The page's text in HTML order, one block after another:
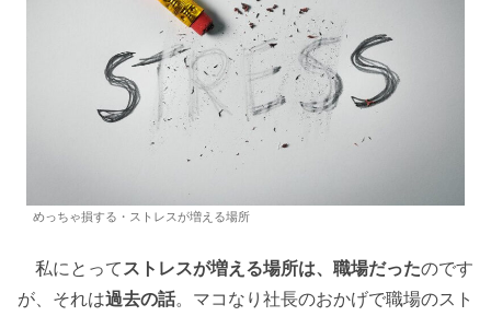
めっちゃ損する・ストレスが増える場所
私にとって ストレスが増える場所は、職場だったのです
が、それは過去の話。マコなり社長のおかげで職場のスト